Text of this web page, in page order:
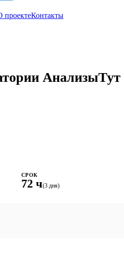
проектеКонтакты
АнализыТут
СРОК
72 ч(3 дня)